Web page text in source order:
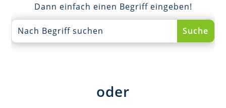
Dann einfach einen Begriff eingeben!
oder